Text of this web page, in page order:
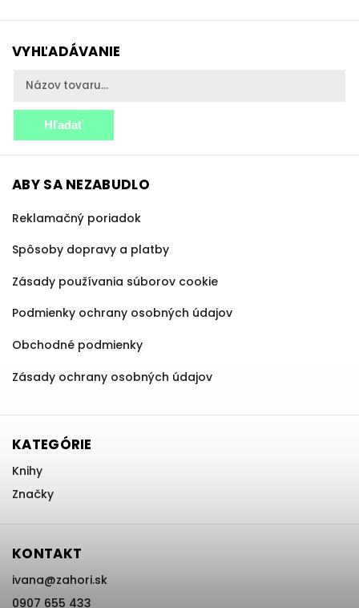
VYHĽADÁVANIE
Hľadať
ABY SA NEZABUDLO
Reklamačný poriadok
Spôsoby dopravy a platby
Zásady používania súborov cookie
Podmienky ochrany osobných údajov
Obchodné podmienky
Zásady ochrany osobných údajov
KATEGÓRIE
Knihy
Značky
KONTAKT
ivana@zahori.sk
0907 655 433